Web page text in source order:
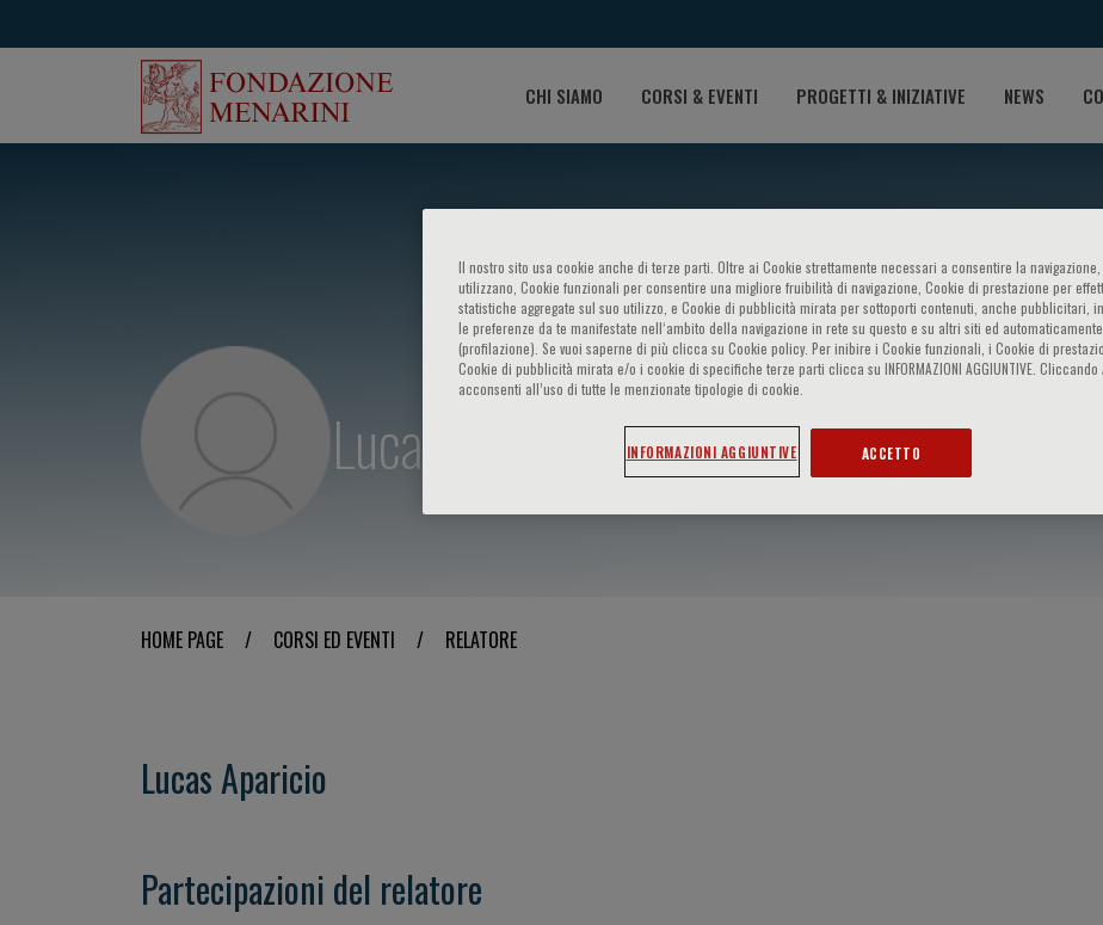
CHI SIAMO CORSI & EVENTI PROGETTI & INIZIATIVE NEWS
Lucas Aparicio
HOME PAGE / CORSI ED EVENTI / RELATORE
Lucas Aparicio
Partecipazioni del relatore
Il nostro sito usa cookie anche di terze parti. Oltre ai Cookie strettamente necessari a consentire la navigazione,
utilizzano, Cookie funzionali per consentire una migliore fruibilità di navigazione, Cookie di prestazione per
statistiche aggregate sul suo utilizzo, e Cookie di pubblicità mirata per sottoporti contenuti, anche pubblicitari,
le preferenze da te manifestate nell‘ambito della navigazione in rete su questo e su altri siti ed
(profilazione). Se vuoi saperne di più clicca su Cookie policy. Per inibire i Cookie funzionali, i Cookie di
Cookie di pubblicità mirata e/o i cookie di specifiche terze parti clicca su INFORMAZIONI AGGIUNTIVE. Cliccando
acconsenti all’uso di tutte le menzionate tipologie di cookie.
INFORMAZIONI AGGIUNTIVE ACCETTO